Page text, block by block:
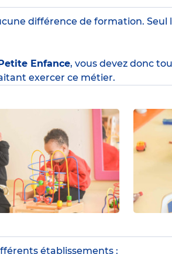
différence de formation. Seul
Enfance, vous devez donc
exercer ce métier.
établissements :